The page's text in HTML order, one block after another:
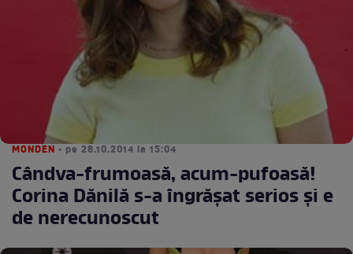
MONDEN • pe 28.10.2014 la 15:04
Cândva-frumoasă, acum-pufoasă!
Corina Dănilă s-a îngrăşat serios şi e
de nerecunoscut